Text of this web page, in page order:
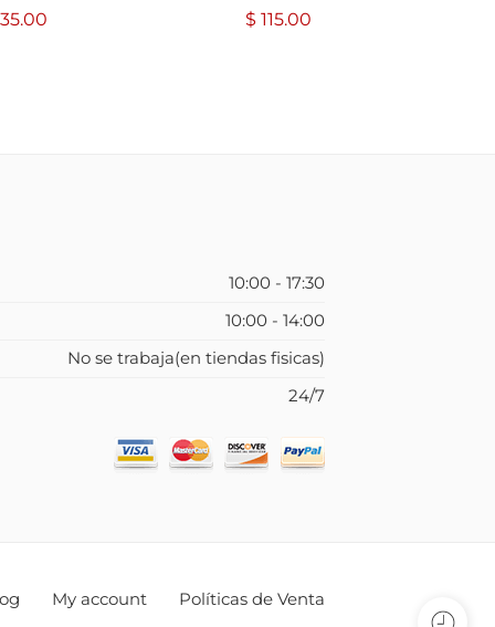
$ 115.00
10:00 - 17:30
10:00 - 14:00
No se trabaja(en tiendas fisicas)
24/7
My account Políticas de Venta